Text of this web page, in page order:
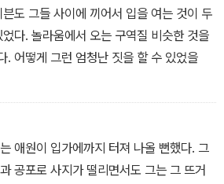
도 그들 사이에 끼어서 입을 여는 것이 두
다. 놀라움에서 오는 구역질 비슷한 것을
. 어떻게 그런 엄청난 짓을 할 수 있었을
애원이 입가에까지 터져 나올 뻔했다. 그
공포로 사지가 떨리면서도 그는 그 뜨거